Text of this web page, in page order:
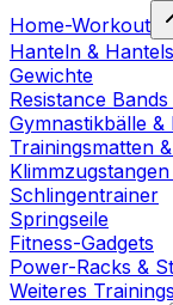
Home-Workout
Hanteln &
Gewichte
Resistance
Gymnastikbälle &
Trainingsmatten
Schlingentrainer
Springseile
Fitness-Gadgets
Power-Racks &
Weiteres